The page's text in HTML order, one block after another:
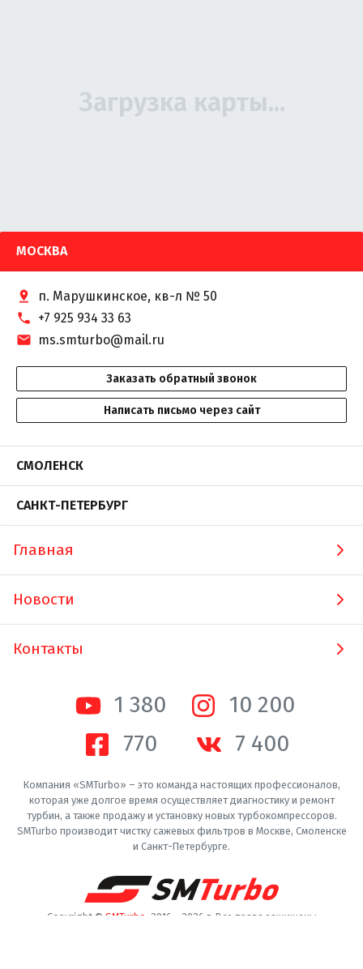
МОСКВА
п. Марушкинское, кв-л № 50
+7 925 934 33 63
ms.smturbo@mail.ru
Заказать обратный звонок
Написать письмо через сайт
СМОЛЕНСК
САНКТ-ПЕТЕРБУРГ
Главная
Новости
Контакты
1 380
10 200
770
7 400
Компания «SMTurbo» – это команда настоящих профессионалов,
которая уже долгое время осуществляет диагностику и ремонт
турбин, а также продажу и установку новых турбокомпрессоров.
SMTurbo производит чистку сажевых фильтров в Москве, Смоленске
и Санкт-Петербурге.
Copyright © SMTurbo . 2016 - 2026 г. Все права защищены